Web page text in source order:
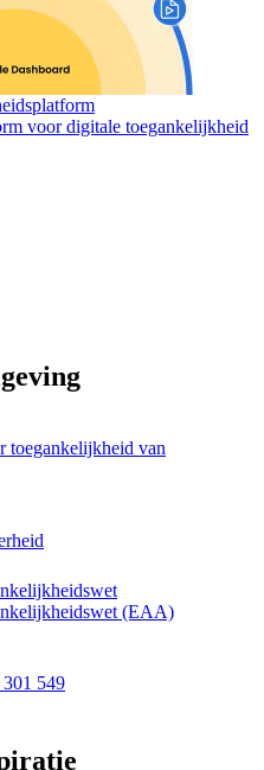
voor digitale toegankelijkheid
toegankelijkheid van
(EAA)
301 549